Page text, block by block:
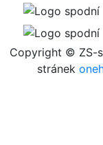
Copyright © ZS-
stránek